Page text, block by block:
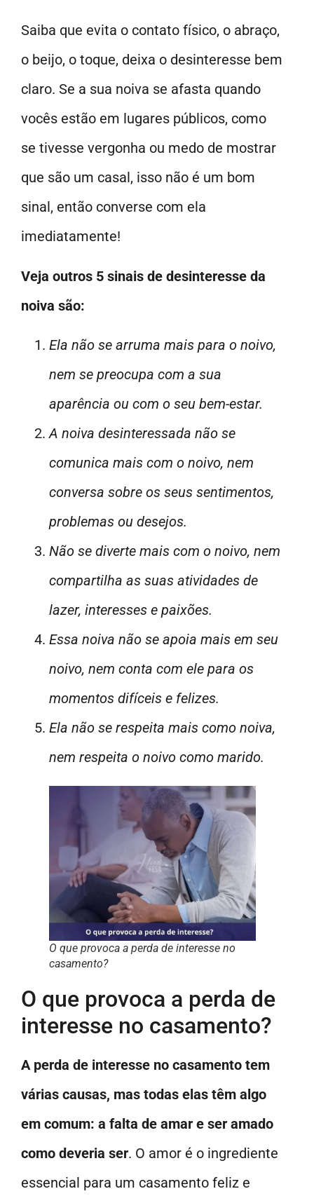
Saiba que evita o contato físico, o abraço,
o beijo, o toque, deixa o desinteresse bem
claro. Se a sua noiva se afasta quando
vocês estão em lugares públicos, como
se tivesse vergonha ou medo de mostrar
que são um casal, isso não é um bom
sinal, então converse com ela
imediatamente!
Veja outros 5 sinais de desinteresse da
noiva são:
Ela não se arruma mais para o noivo,
nem se preocupa com a sua
aparência ou com o seu bem-estar.
A noiva desinteressada não se
comunica mais com o noivo, nem
conversa sobre os seus sentimentos,
problemas ou desejos.
Não se diverte mais com o noivo, nem
compartilha as suas atividades de
lazer, interesses e paixões.
Essa noiva não se apoia mais em seu
noivo, nem conta com ele para os
momentos difíceis e felizes.
Ela não se respeita mais como noiva,
nem respeita o noivo como marido.
O que provoca a perda de interesse no
casamento?
O que provoca a perda de
interesse no casamento?
A perda de interesse no casamento tem
várias causas, mas todas elas têm algo
em comum: a falta de amar e ser amado
como deveria ser. O amor é o ingrediente
essencial para um casamento feliz e